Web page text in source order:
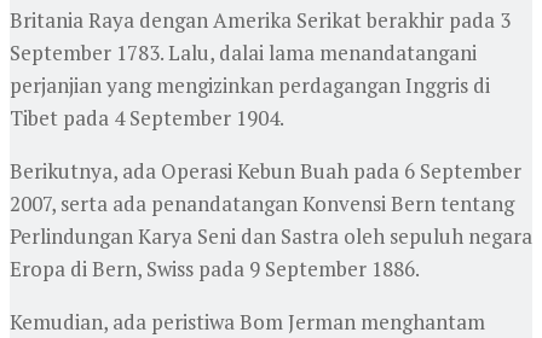
Britania Raya dengan Amerika Serikat berakhir pada 3
September 1783. Lalu, dalai lama menandatangani
perjanjian yang mengizinkan perdagangan Inggris di
Tibet pada 4 September 1904.
Berikutnya, ada Operasi Kebun Buah pada 6 September
2007, serta ada penandatangan Konvensi Bern tentang
Perlindungan Karya Seni dan Sastra oleh sepuluh negara
Eropa di Bern, Swiss pada 9 September 1886.
Kemudian, ada peristiwa Bom Jerman menghantam